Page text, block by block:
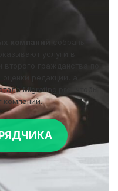
редакции, а
Migrating.pro, чтобы
компаний.